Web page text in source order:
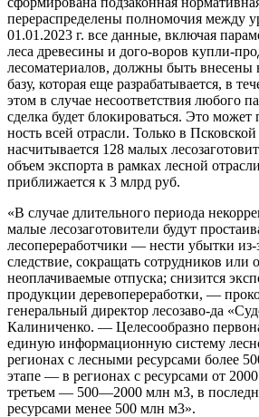
перераспределены полномочия между
01.01.2023 г. все данные, включая
леса древесины и дого-воров купли-
лесоматериалов, должны быть внесены
базу, которая еще разрабатывается, в
этом в случае несоответствия любого
сделка будет блокироваться. Это может
ность всей отрасли. Только в Псковской
насчитывается 128 малых
объем экспорта в рамках лесной
приближается к 3 млрд руб.
«В случае длительного периода
малые лесозаготовители будут
лесопереработчики — нести убытки из-
следствие, сокращать сотрудников или
неоплачиваемые отпуска; снизится
продукции деревопереработки, —
генеральный директор лесозаво-да
Калиниченко. — Целесообразно
единую информационную систему
регионах с лесными ресурсами более
этапе — в регионах с ресурсами от
третьем — 500—2000 млн м3, в
ресурсами менее 500 млн м3».